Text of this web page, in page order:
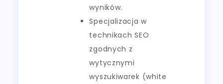
wyników.
Specjalizacja w
technikach SEO
zgodnych z
wytycznymi
wyszukiwarek (white